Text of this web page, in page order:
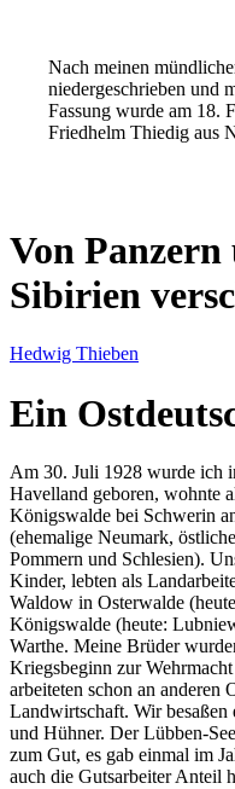
Nach meinen
niedergeschrieben und
Fassung wurde am 18.
Friedhelm Thiedig aus
Von
Sibirien
Hedwig Thieben
Ein
Am 30. Juli 1928 wurde ich
Havelland geboren, wohnte
Königswalde bei Schwerin
(ehemalige Neumark,
Pommern und Schlesien).
Kinder, lebten als
Waldow in Osterwalde
Königswalde (heute:
Warthe. Meine Brüder
Kriegsbeginn zur
arbeiteten schon an anderen
Landwirtschaft. Wir besaßen
und Hühner. Der Lübben-
zum Gut, es gab einmal im
auch die Gutsarbeiter Anteil